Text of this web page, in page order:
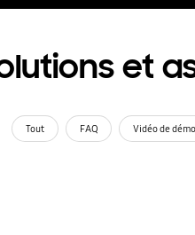
et
Tout FAQ Vidéo de